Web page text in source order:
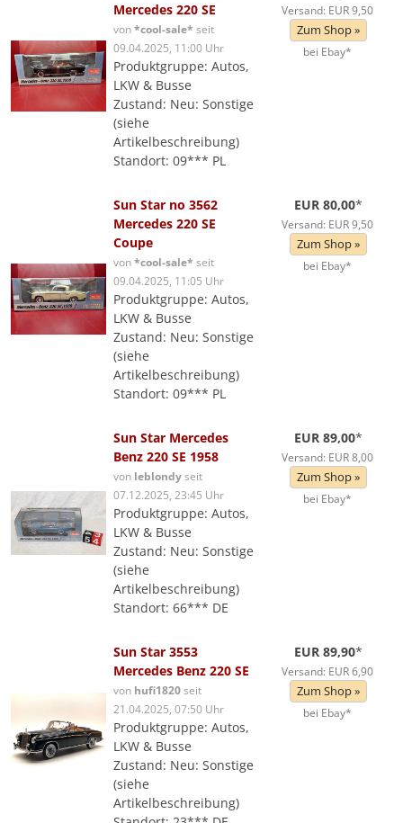
Mercedes 220 SE
von*cool-sale* seit
09.04.2025, 11:00 Uhr
Produktgruppe: Autos,
LKW & Busse
Zustand: Neu: Sonstige
(siehe
Artikelbeschreibung)
Standort: 09*** PL
Versand: EUR 9,50
Zum Shop »
bei Ebay*
Sun Star no 3562
Mercedes 220 SE
Coupe
von*cool-sale* seit
09.04.2025, 11:05 Uhr
Produktgruppe: Autos,
LKW & Busse
Zustand: Neu: Sonstige
(siehe
Artikelbeschreibung)
Standort: 09*** PL
EUR 80,00*
Versand: EUR 9,50
Zum Shop »
bei Ebay*
Sun Star Mercedes
Benz 220 SE 1958
von leblondyseit
07.12.2025, 23:45 Uhr
Produktgruppe: Autos,
LKW & Busse
Zustand: Neu: Sonstige
(siehe
Artikelbeschreibung)
Standort: 66*** DE
EUR 89,00*
Versand: EUR 8,00
Zum Shop »
bei Ebay*
Sun Star 3553
Mercedes Benz 220 SE
von hufi1820seit
21.04.2025, 07:50 Uhr
Produktgruppe: Autos,
LKW & Busse
Zustand: Neu: Sonstige
(siehe
Artikelbeschreibung)
EUR 89,90*
Versand: EUR 6,90
Zum Shop »
bei Ebay*